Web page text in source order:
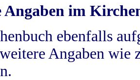
Angaben im
ebenfalls
Angaben wie